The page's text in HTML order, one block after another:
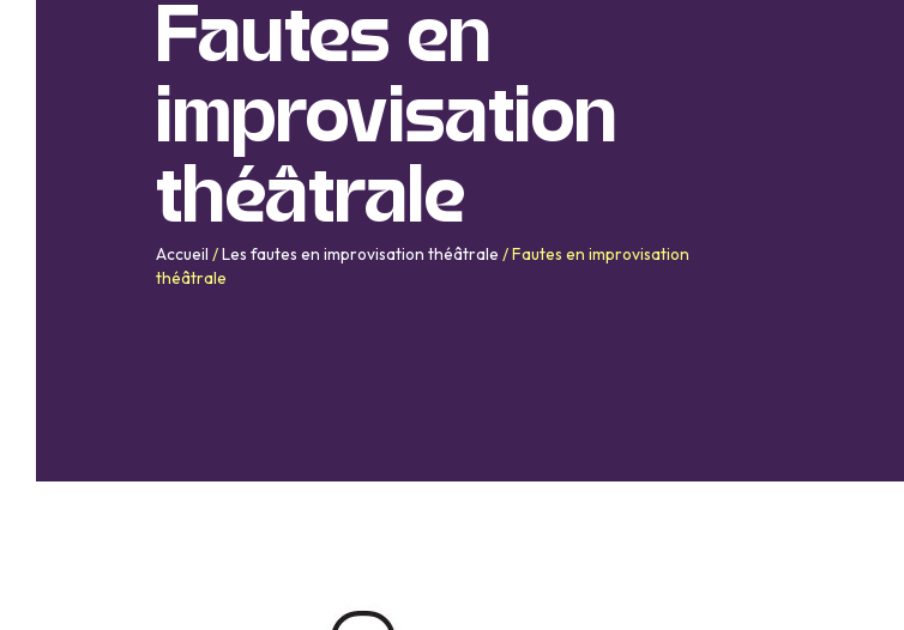
Fautes en
improvisation
théâtrale
Accueil /Les fautes en improvisation théâtrale /Fautes en improvisation
théâtrale